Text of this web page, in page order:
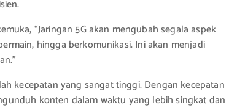
“Jaringan 5G akan mengubah segala aspek
hingga berkomunikasi. Ini akan menjadi
kecepatan yang sangat tinggi. Dengan kecepatan
konten dalam waktu yang lebih singkat dan